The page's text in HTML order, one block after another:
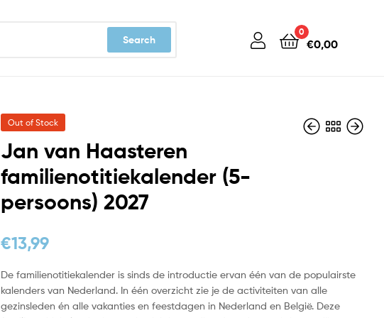
Search
0
€0,00
Out of Stock
Jan van Haasteren
familienotitiekalender (5-
persoons) 2027
€13,99
De familienotitiekalender is sinds de introductie ervan één van de populairste
kalenders van Nederland. In één overzicht zie je de activiteiten van alle
gezinsleden én alle vakanties en feestdagen in Nederland en België. Deze